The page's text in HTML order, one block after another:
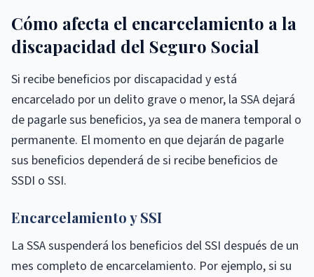
Cómo afecta el encarcelamiento a la
discapacidad del Seguro Social
Si recibe beneficios por discapacidad y está
encarcelado por un delito grave o menor, la SSA dejará
de pagarle sus beneficios, ya sea de manera temporal o
permanente. El momento en que dejarán de pagarle
sus beneficios dependerá de si recibe beneficios de
SSDI o SSI.
Encarcelamiento y SSI
La SSA suspenderá los beneficios del SSI después de un
mes completo de encarcelamiento. Por ejemplo, si su